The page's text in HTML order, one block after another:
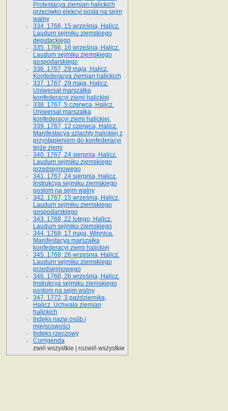
Protestacya ziemian halickich
przeciwko elekcyi posła na sejm
walny
334. 1766, 15 września, Halicz.
Laudum sejmiku ziemskiego
deputackiego
335. 1766, 16 września, Halicz.
Laudum sejmiku ziemskiego
gospodarskiego
336. 1767, 29 maja, Halicz.
Konfederacya ziemian halickich
337. 1767, 29 maja, Halicz.
Uniwersał marszałka
konfederacyi ziemi halickiej
338. 1767, 5 czerwca, Halicz.
Uniwersał marszałka
konfederacyi ziemi halickiej.
339. 1767, 12 czerwca, Halicz.
Manifestacya szlachty halickiej z
przystąpieniem do konfederacyi
tejże ziemi
340. 1767, 24 sierpnia, Halicz.
Laudum sejmiku ziemskiego
przedsejmowego
341. 1767, 24 sierpnia, Halicz.
Instrukcya sejmiku ziemskiego
posłom na sejm walny
342. 1767, 15 września, Halicz.
Laudum sejmiku ziemskiego
gospodarskiego
343. 1768, 22 lutego, Halicz.
Laudum sejmiku ziemskiego
344. 1768, 17 maja, Winnica.
Manifestacya marszałka
konfederacyi ziemi halickiej
345. 1768, 26 września, Halicz.
Laudum sejmiku ziemskiego
przedsejmowego
346. 1768, 26 września, Halicz.
Instrukcya sejmiku ziemskiego
posłom na sejm walny
347. 1772, 3 października,
Halicz. Uchwała ziemian
halickich
Indeks nazw osób i
miejscowości
Indeks rzeczowy
Corrigenda
zwiń wszystkie
rozwiń wszystkie